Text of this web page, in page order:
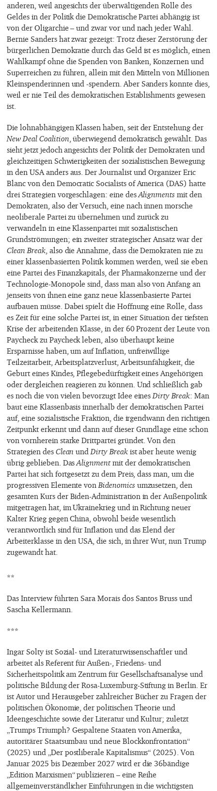
anderen, weil angesichts der überwältigenden Rolle des
Geldes in der Politik die Demokratische Partei abhängig ist
von der Oligarchie – und zwar vor und nach jeder Wahl.
Bernie Sanders hat zwar gezeigt: Trotz dieser Zerstörung der
bürgerlichen Demokratie durch das Geld ist es möglich, einen
Wahlkampf ohne die Spenden von Banken, Konzernen und
Superreichen zu führen, allein mit den Mitteln von Millionen
Kleinspenderinnen und -spendern. Aber Sanders konnte dies,
weil er nie Teil des demokratischen Establishments gewesen
ist.
Die lohnabhängigen Klassen haben, seit der Entstehung der
New Deal Coalition , überwiegend demokratisch gewählt. Das
sieht jetzt jedoch angesichts der Politik der Demokraten und
gleichzeitigen Schwierigkeiten der sozialistischen Bewegung
in den USA anders aus. Der Journalist und Organizer Eric
Blanc von den Democratic Socialists of America (DAS) hatte
drei Strategien vorgeschlagen: eine desAlignments mit den
Demokraten, also der Versuch, eine nach innen morsche
neoliberale Partei zu übernehmen und zurück zu
verwandeln in eine Klassenpartei mit sozialistischen
Grundströmungen; ein zweiter strategischer Ansatz war der
Clean Break, also die Annahme, dass die Demokraten nie zu
einer klassenbasierten Politik kommen werden, weil sie eben
eine Partei des Finanzkapitals, der Pharmakonzerne und der
Technologie-Monopole sind, dass man also von Anfang an
jenseits von ihnen eine ganz neue klassenbasierte Partei
aufbauen müsse. Dabei spielt die Hoffnung eine Rolle, dass
es Zeit für eine solche Partei ist, in einer Situation der tiefsten
Krise der arbeitenden Klasse, in der 60 Prozent der Leute von
Paycheck zu Paycheck leben, also überhaupt keine
Ersparnisse haben, um auf Inflation, unfreiwillige
Teilzeitarbeit, Arbeitsplatzverlust, Arbeitsunfähigkeit, die
Geburt eines Kindes, Pflegebedürftigkeit eines Angehörigen
oder dergleichen reagieren zu können. Und schließlich gab
es noch die von vielen bevorzugt Idee eines Dirty Break: Man
baut eine Klassenbasis innerhalb der demokratischen Partei
auf, eine sozialistische Fraktion, die irgendwann den richtigen
Zeitpunkt erkennt und dann auf dieser Grundlage eine schon
von vornherein starke Drittpartei gründet. Von den
Strategien des Clean und Dirty Breakist aber heute wenig
übrig geblieben. DasAlignmentmit der demokratischen
Partei hat sich fortgesetzt zu dem Preis, dass man, um die
progressiven Elemente von Bidenomics umzusetzen, den
gesamten Kurs der Biden-Administration in der Außenpolitik
mitgetragen hat, im Ukrainekrieg und in Richtung neuer
Kalter Krieg gegen China, obwohl beide wesentlich
verantwortlich sind für Inflation und das Elend der
Arbeiterklasse in den USA, die sich, in ihrer Wut, nun Trump
zugewandt hat.
**
Das Interview führten Sara Morais dos Santos Bruss und
Sascha Kellermann.
***
Ingar Solty ist Sozial- und Literaturwissenschaftler und
arbeitet als Referent für Außen-, Friedens- und
Sicherheitspolitik am Zentrum für Gesellschaftsanalyse und
politische Bildung der Rosa-Luxemburg-Stiftung in Berlin. Er
ist Autor und Herausgeber zahlreicher Bücher zu Fragen der
politischen Ökonomie, der politischen Theorie und
Ideengeschichte sowie der Literatur und Kultur; zuletzt
„Trumps Triumph? Gespaltene Staaten von Amerika,
autoritärer Staatsumbau und neue Blockkonfrontation“
(2025) und „Der postliberale Kapitalismus“ (2025). Von
Januar 2025 bis Dezember 2027 wird er die 36bändige
„Edition Marxismen“ publizieren – eine Reihe
allgemeinverständlicher Einführungen in die wichtigsten